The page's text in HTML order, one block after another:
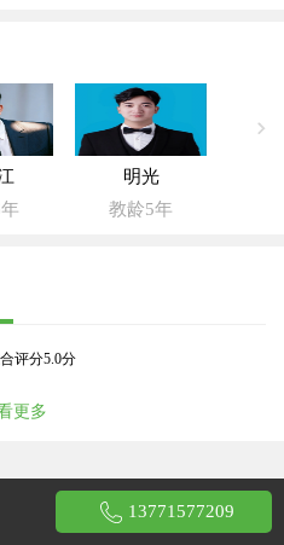
明光
教龄5年
评分5.0分
更多
13771577209